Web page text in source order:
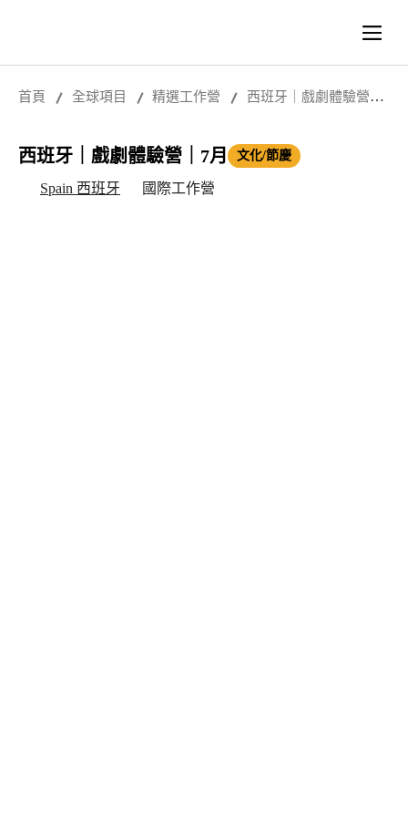
首頁 全球項目 精選工作營
西班牙｜戲劇體驗營｜
西班牙｜戲劇體驗營｜7月 文化/節慶
Spain 西班牙 國際工作營